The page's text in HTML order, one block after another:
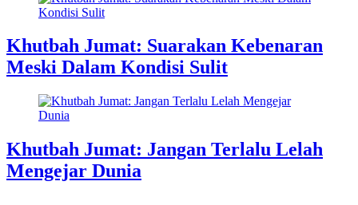
Khutbah Jumat: Suarakan Kebenaran
Meski Dalam Kondisi Sulit
Khutbah Jumat: Jangan Terlalu Lelah
Mengejar Dunia